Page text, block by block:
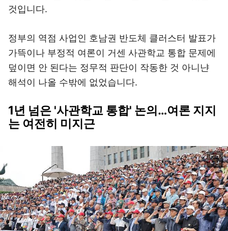
것입니다.
정부의 역점 사업인 호남권 반도체 클러스터 발표가
가뜩이나 부정적 여론이 거센 사관학교 통합 문제에
덮이면 안 된다는 정무적 판단이 작동한 것 아니냔
해석이 나올 수밖에 없었습니다.
1년 넘은 '사관학교 통합' 논의…여론 지지
는 여전히 미지근